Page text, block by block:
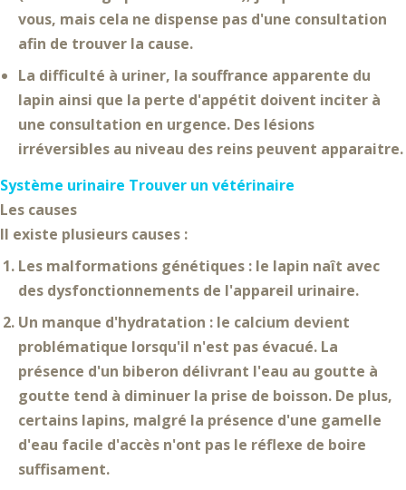
vous, mais cela ne dispense pas d'une consultation
afin de trouver la cause.
La difficulté à uriner, la souffrance apparente du
lapin ainsi que la perte d'appétit doivent inciter à
une consultation en urgence. Des lésions
irréversibles au niveau des reins peuvent apparaitre.
Système urinaire Trouver un vétérinaire
Les causes
Il existe plusieurs causes :
Les malformations génétiques : le lapin naît avec
des dysfonctionnements de l'appareil urinaire.
Un manque d'hydratation : le calcium devient
problématique lorsqu'il n'est pas évacué. La
présence d'un biberon délivrant l'eau au goutte à
goutte tend à diminuer la prise de boisson. De plus,
certains lapins, malgré la présence d'une gamelle
d'eau facile d'accès n'ont pas le réflexe de boire
suffisament.